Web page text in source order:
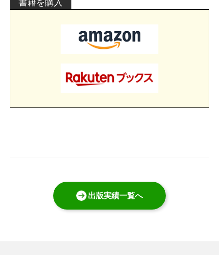
書籍を購入
出版実績一覧へ